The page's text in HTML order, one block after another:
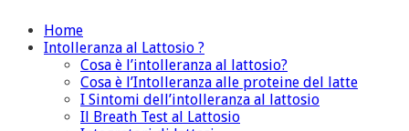
Home
Intolleranza al Lattosio ?
Cosa è l’intolleranza al lattosio?
Cosa è l’Intolleranza alle proteine del latte
I Sintomi dell’intolleranza al lattosio
Il Breath Test al Lattosio